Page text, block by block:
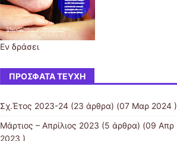
Εν δράσει
ΠΡΌΣΦΑΤΑ ΤΕΎΧΗ
Σχ.Έτος 2023-24(23 άρθρα) (07 Μαρ 2024 )
Μάρτιος – Απρίλιος 2023 (5 άρθρα) (09 Απρ
2023 )